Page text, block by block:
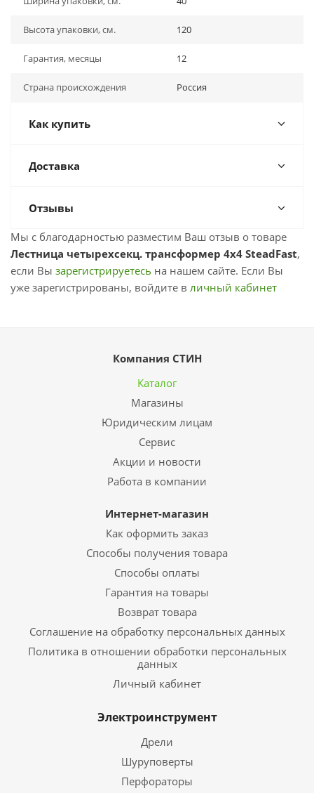
Высота упаковки, см. 120
Гарантия, месяцы 12
Страна происхождения Россия
Как купить
Доставка
Отзывы
Мы с благодарностью разместим Ваш отзыв о товаре
Лестница четырехсекц. трансформер 4х4 SteadFast,
если Вы зарегистрируетесь на нашем сайте. Если Вы
уже зарегистрированы, войдите в личный кабинет
Компания СТИН
Каталог
Магазины
Юридическим лицам
Сервис
Акции и новости
Работа в компании
Интернет-магазин
Как оформить заказ
Способы получения товара
Способы оплаты
Гарантия на товары
Возврат товара
Соглашение на обработку персональных данных
Политика в отношении обработки персональных
данных
Личный кабинет
Электроинструмент
Дрели
Шуруповерты
Перфораторы